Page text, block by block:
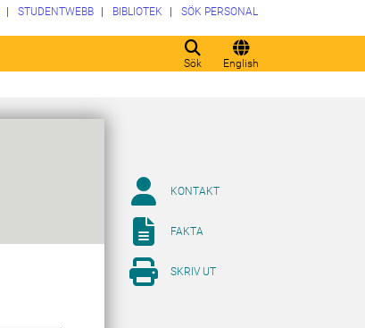
Sök English
STUDENTWEBB BIBLIOTEK SÖK PERSONAL
KONTAKT
FAKTA
SKRIV UT